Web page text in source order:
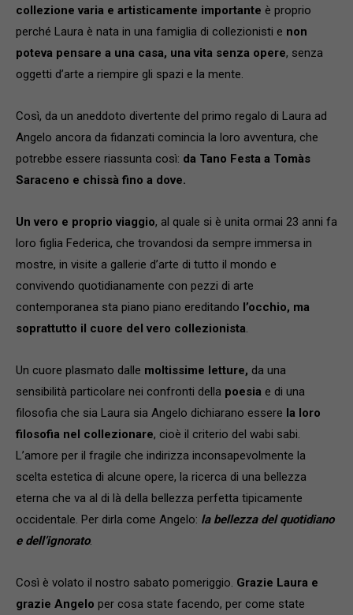
collezione varia e artisticamente importante è proprio
perché Laura è nata in una famiglia di collezionisti e non
poteva pensare a una casa, una vita senza opere, senza
oggetti d’arte a riempire gli spazi e la mente.
Così, da un aneddoto divertente del primo regalo di Laura ad
Angelo ancora da fidanzati comincia la loro avventura, che
potrebbe essere riassunta così: da Tano Festa a Tomàs
Saraceno e chissà fino a dove.
Un vero e proprio viaggio, al quale si è unita ormai 23 anni fa
loro figlia Federica, che trovandosi da sempre immersa in
mostre, in visite a gallerie d’arte di tutto il mondo e
convivendo quotidianamente con pezzi di arte
contemporanea sta piano piano ereditando l’occhio, ma
soprattutto il cuore del vero collezionista.
Un cuore plasmato dalle moltissime letture, da una
sensibilità particolare nei confronti della poesia e di una
filosofia che sia Laura sia Angelo dichiarano essere la loro
filosofia nel collezionare, cioè il criterio del wabi sabi.
L’amore per il fragile che indirizza inconsapevolmente la
scelta estetica di alcune opere, la ricerca di una bellezza
eterna che va al di là della bellezza perfetta tipicamente
occidentale. Per dirla come Angelo: la bellezza del quotidiano
e dell’ignorato.
Così è volato il nostro sabato pomeriggio. Grazie Laura e
grazie Angelo per cosa state facendo, per come state